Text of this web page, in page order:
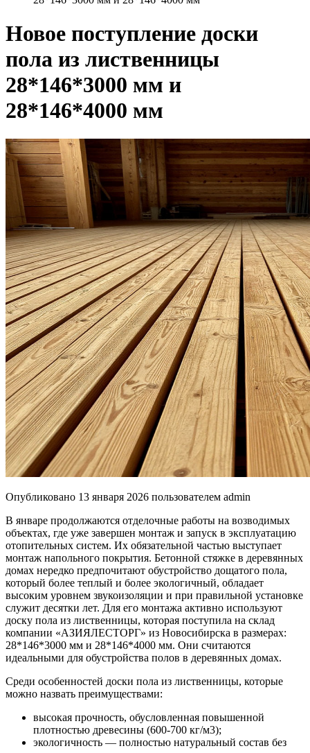
Новое поступление доски
пола из лиственницы
28*146*3000 мм и
28*146*4000 мм
Опубликовано 13 января 2026 пользователем admin
В январе продолжаются отделочные работы на возводимых
объектах, где уже завершен монтаж и запуск в эксплуатацию
отопительных систем. Их обязательной частью выступает
монтаж напольного покрытия. Бетонной стяжке в деревянных
домах нередко предпочитают обустройство дощатого пола,
который более теплый и более экологичный, обладает
высоким уровнем звукоизоляции и при правильной установке
служит десятки лет. Для его монтажа активно используют
доску пола из лиственницы, которая поступила на склад
компании «АЗИЯЛЕСТОРГ» из Новосибирска в размерах:
28*146*3000 мм и 28*146*4000 мм. Они считаются
идеальными для обустройства полов в деревянных домах.
Среди особенностей доски пола из лиственницы, которые
можно назвать преимуществами:
высокая прочность, обусловленная повышенной
плотностью древесины (600-700 кг/м3);
экологичность — полностью натуральный состав без